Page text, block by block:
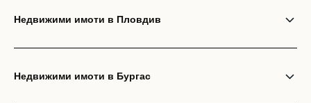
Недвижими имоти в Пловдив
Недвижими имоти в Бургас